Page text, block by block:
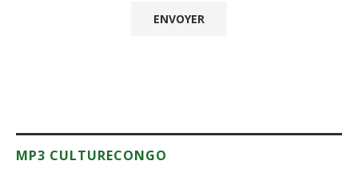
MP3 CULTURECONGO